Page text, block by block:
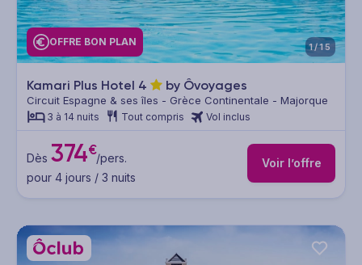
OFFRE BON PLAN 1/15
Kamari Plus Hotel 4 by Ôvoyages
Circuit Espagne & ses îles - Grèce Continentale - Majorque
3 à 14 nuits Tout compris Vol inclus
Dès 374€/pers.
pour 4 jours / 3 nuits
Voir l’offre